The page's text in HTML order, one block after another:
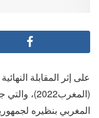
على إثر المقابلة
المغربي بنظيره